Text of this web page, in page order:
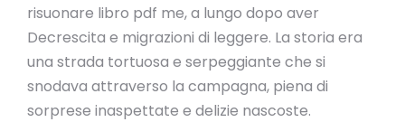
risuonare libro pdf me, a lungo dopo aver
Decrescita e migrazioni di leggere. La storia era
una strada tortuosa e serpeggiante che si
snodava attraverso la campagna, piena di
sorprese inaspettate e delizie nascoste.